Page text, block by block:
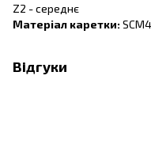
Z2 - середнє
Матеріал каретки:
Відгуки